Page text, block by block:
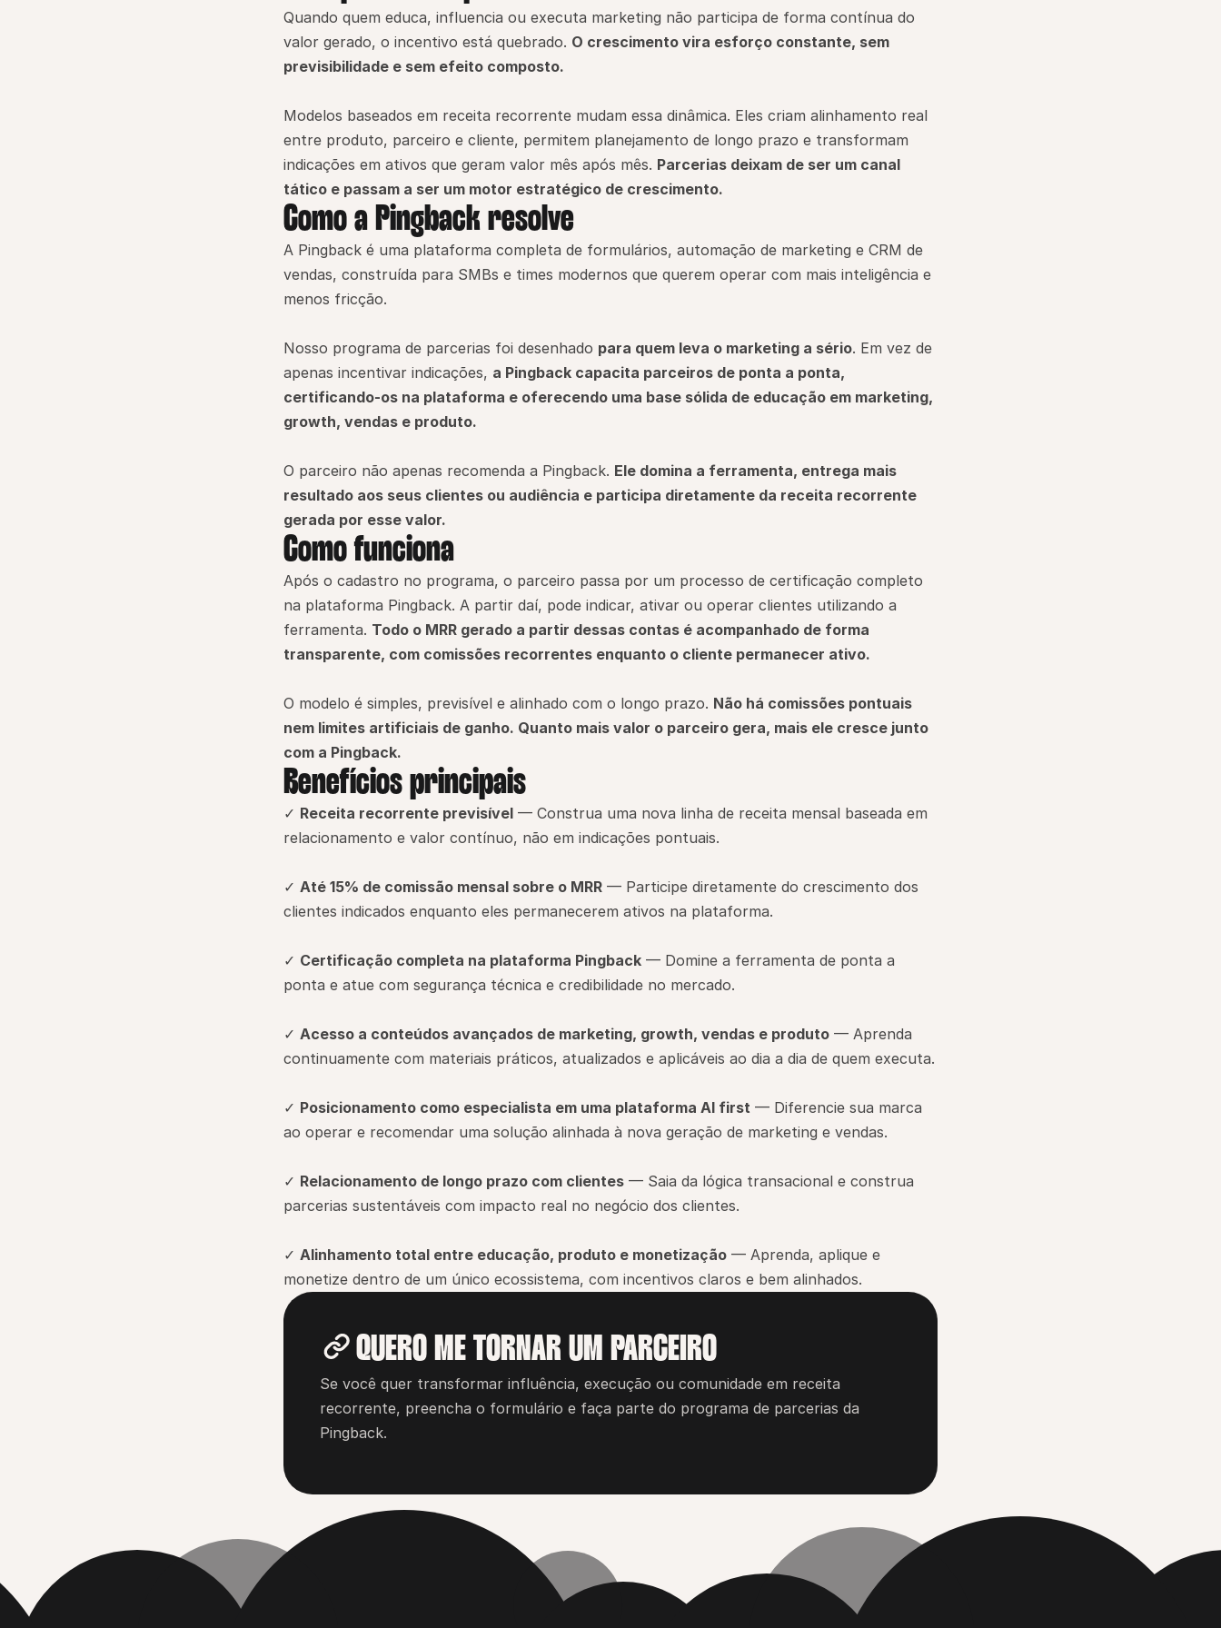
Quando quem educa, influencia ou executa marketing não participa de forma contínua do
valor gerado, o incentivo está quebrado. O crescimento vira esforço constante, sem
previsibilidade e sem efeito composto.
Modelos baseados em receita recorrente mudam essa dinâmica. Eles criam alinhamento real
entre produto, parceiro e cliente, permitem planejamento de longo prazo e transformam
indicações em ativos que geram valor mês após mês. Parcerias deixam de ser um canal
tático e passam a ser um motor estratégico de crescimento.
Como a Pingback resolve
A Pingback é uma plataforma completa de formulários, automação de marketing e CRM de
vendas, construída para SMBs e times modernos que querem operar com mais inteligência e
menos fricção.
Nosso programa de parcerias foi desenhado para quem leva o marketing a sério. Em vez de
apenas incentivar indicações, a Pingback capacita parceiros de ponta a ponta,
certificando-os na plataforma e oferecendo uma base sólida de educação em marketing,
growth, vendas e produto.
O parceiro não apenas recomenda a Pingback. Ele domina a ferramenta, entrega mais
resultado aos seus clientes ou audiência e participa diretamente da receita recorrente
gerada por esse valor.
Como funciona
Após o cadastro no programa, o parceiro passa por um processo de certificação completo
na plataforma Pingback. A partir daí, pode indicar, ativar ou operar clientes utilizando a
ferramenta. Todo o MRR gerado a partir dessas contas é acompanhado de forma
transparente, com comissões recorrentes enquanto o cliente permanecer ativo.
O modelo é simples, previsível e alinhado com o longo prazo. Não há comissões pontuais
nem limites artificiais de ganho. Quanto mais valor o parceiro gera, mais ele cresce junto
com a Pingback.
Benefícios principais
✓ Receita recorrente previsível — Construa uma nova linha de receita mensal baseada em
relacionamento e valor contínuo, não em indicações pontuais.
✓ Até 15% de comissão mensal sobre o MRR — Participe diretamente do crescimento dos
clientes indicados enquanto eles permanecerem ativos na plataforma.
✓ Certificação completa na plataforma Pingback — Domine a ferramenta de ponta a
ponta e atue com segurança técnica e credibilidade no mercado.
✓ Acesso a conteúdos avançados de marketing, growth, vendas e produto — Aprenda
continuamente com materiais práticos, atualizados e aplicáveis ao dia a dia de quem executa.
✓ Posicionamento como especialista em uma plataforma AI first — Diferencie sua marca
ao operar e recomendar uma solução alinhada à nova geração de marketing e vendas.
✓ Relacionamento de longo prazo com clientes — Saia da lógica transacional e construa
parcerias sustentáveis com impacto real no negócio dos clientes.
✓ Alinhamento total entre educação, produto e monetização — Aprenda, aplique e
monetize dentro de um único ecossistema, com incentivos claros e bem alinhados.
QUERO ME TORNAR UM PARCEIRO
Se você quer transformar influência, execução ou comunidade em receita
recorrente, preencha o formulário e faça parte do programa de parcerias da
Pingback.